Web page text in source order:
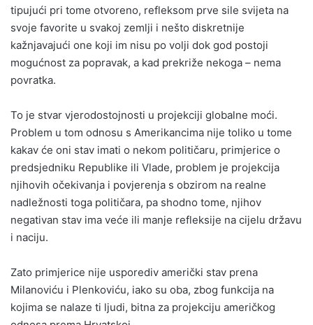
tipujući pri tome otvoreno, refleksom prve sile svijeta na
svoje favorite u svakoj zemlji i nešto diskretnije
kažnjavajući one koji im nisu po volji dok god postoji
mogućnost za popravak, a kad prekriže nekoga – nema
povratka.
To je stvar vjerodostojnosti u projekciji globalne moći.
Problem u tom odnosu s Amerikancima nije toliko u tome
kakav će oni stav imati o nekom političaru, primjerice o
predsjedniku Republike ili Vlade, problem je projekcija
njihovih očekivanja i povjerenja s obzirom na realne
nadležnosti toga političara, pa shodno tome, njihov
negativan stav ima veće ili manje refleksije na cijelu državu
i naciju.
Zato primjerice nije usporediv američki stav prena
Milanoviću i Plenkoviću, iako su oba, zbog funkcija na
kojima se nalaze ti ljudi, bitna za projekciju američkog